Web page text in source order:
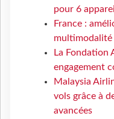
pour 6
France :
multimodalité
La Fondation
engagement
Malaysia
vols grâce à
avancées